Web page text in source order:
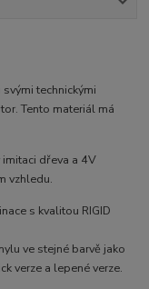
svými technickými
Tento materiál má
dřeva a 4V
vzhledu.
s kvalitou RIGID
ve stejné barvě jako
verze a lepené verze.